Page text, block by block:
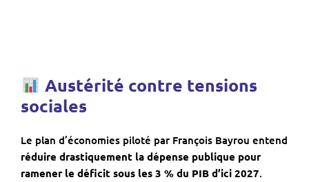
Austérité contre tensions
sociales
Le plan d’économies piloté par François Bayrou entend
réduire drastiquement la dépense publique pour
ramener le déficit sous les 3 % du PIB d’ici 2027.